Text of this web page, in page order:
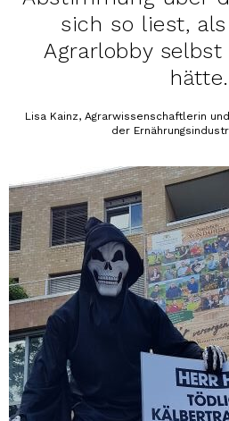
sich so liest,
Agrarlobby selbst
hätte.
Lisa Kainz, Agrarwissenschaftlerin
der